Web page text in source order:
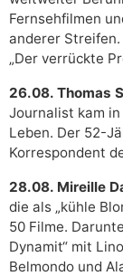
Fernsehfilmen
anderer
„Der verrückte
26.08. Thomas
Journalist kam
Leben. Der 52-
Korrespondent
28.08. Mireille
die als „kühle
50 Filme.
Dynamit“ mit
Belmondo und